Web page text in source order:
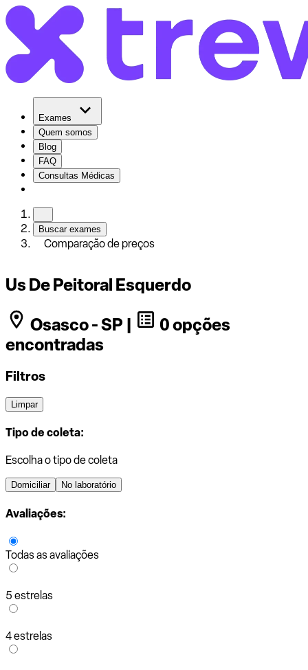
Exames
Quem somos
Blog
FAQ
Consultas Médicas
Buscar exames
Comparação de preços
Us De Peitoral Esquerdo
Osasco - SP |
0 opções
encontradas
Filtros
Limpar
Tipo de coleta:
Escolha o tipo de coleta
Domiciliar No laboratório
Avaliações:
Todas as avaliações
5 estrelas
4 estrelas